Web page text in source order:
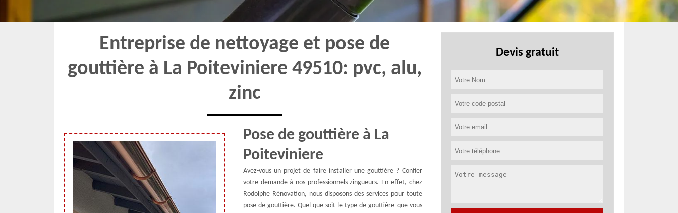
Entreprise de nettoyage et pose de
gouttière à La Poiteviniere 49510: pvc, alu,
zinc
Pose de gouttière à La
Poiteviniere
Avez-vous un projet de faire installer une gouttière ? Confier
votre demande à nos professionnels zingueurs. En effet, chez
Rodolphe Rénovation, nous disposons des services pour toute
pose de gouttière. Quel que soit le type de gouttière que vous
Devis gratuit